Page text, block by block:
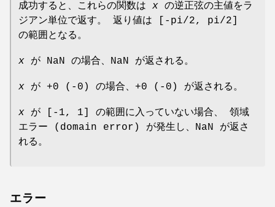
成功すると、これらの関数は x の逆正弦の主値をラ
ジアン単位で返す。 返り値は [-pi/2, pi/2]
の範囲となる。
x が NaN の場合、NaN が返される。
x が +0 (-0) の場合、+0 (-0) が返される。
x が [-1, 1] の範囲に入っていない場合、 領域
エラー (domain error) が発生し、NaN が返さ
れる。
エラー